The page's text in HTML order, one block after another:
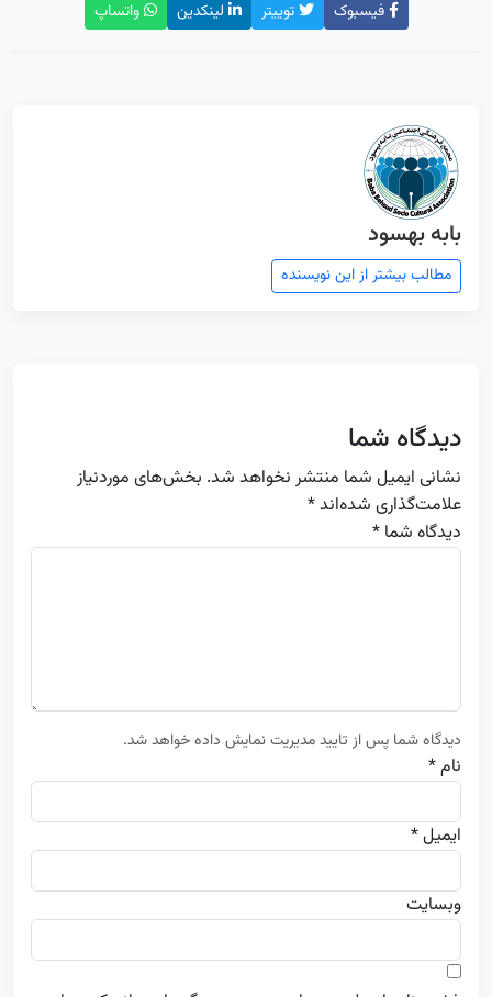
فیسبوک توییتر لینکدین واتساپ
بابه بهسود
مطالب بیشتر از این نویسنده
دیدگاه شما
نشانی ایمیل شما منتشر نخواهد شد. بخش‌های موردنیاز
علامت‌گذاری شده‌اند*
دیدگاه شما *
دیدگاه شما پس از تایید مدیریت نمایش داده خواهد شد.
نام *
ایمیل *
وبسایت